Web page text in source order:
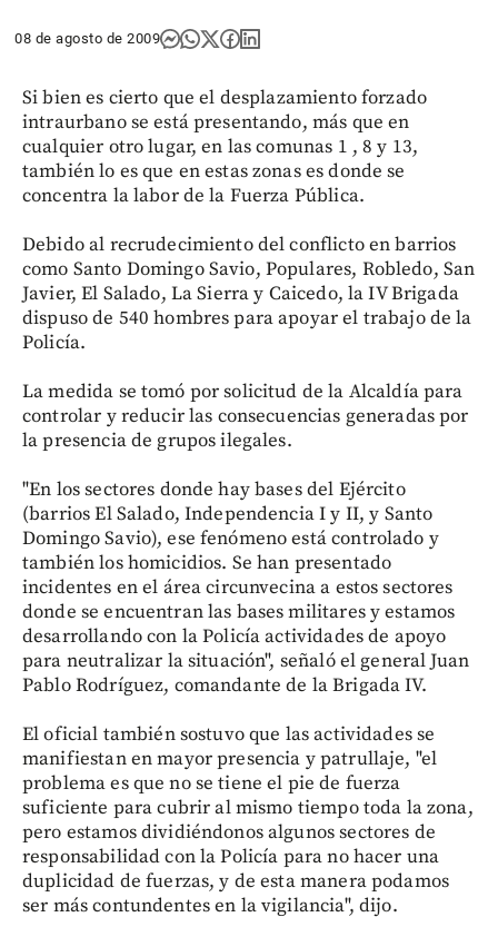
08 de agosto de 2009
Si bien es cierto que el desplazamiento forzado
intraurbano se está presentando, más que en
cualquier otro lugar, en las comunas 1 , 8 y 13,
también lo es que en estas zonas es donde se
concentra la labor de la Fuerza Pública.
Debido al recrudecimiento del conflicto en barrios
como Santo Domingo Savio, Populares, Robledo, San
Javier, El Salado, La Sierra y Caicedo, la IV Brigada
dispuso de 540 hombres para apoyar el trabajo de la
Policía.
La medida se tomó por solicitud de la Alcaldía para
controlar y reducir las consecuencias generadas por
la presencia de grupos ilegales.
"En los sectores donde hay bases del Ejército
(barrios El Salado, Independencia I y II, y Santo
Domingo Savio), ese fenómeno está controlado y
también los homicidios. Se han presentado
incidentes en el área circunvecina a estos sectores
donde se encuentran las bases militares y estamos
desarrollando con la Policía actividades de apoyo
para neutralizar la situación", señaló el general Juan
Pablo Rodríguez, comandante de la Brigada IV.
El oficial también sostuvo que las actividades se
manifiestan en mayor presencia y patrullaje, "el
problema es que no se tiene el pie de fuerza
suficiente para cubrir al mismo tiempo toda la zona,
pero estamos dividiéndonos algunos sectores de
responsabilidad con la Policía para no hacer una
duplicidad de fuerzas, y de esta manera podamos
ser más contundentes en la vigilancia", dijo.